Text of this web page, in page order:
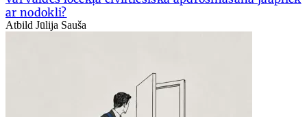
ar nodokli?
Atbild Jūlija Sauša